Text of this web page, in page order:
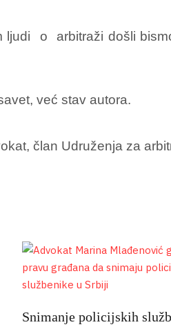
ljudi o arbitraži došli
već stav autora.
član Udruženja za
Snimanje policijskih